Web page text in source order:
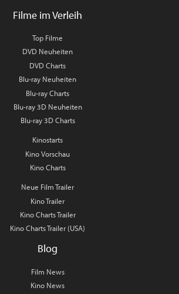
Filme im Verleih
Top Filme
DVD Neuheiten
DVD Charts
Blu-ray Neuheiten
Blu-ray Charts
Blu-ray 3D Neuheiten
Blu-ray 3D Charts
Kinostarts
Kino Vorschau
Kino Charts
Neue Film Trailer
Kino Trailer
Kino Charts Trailer
Kino Charts Trailer (USA)
Blog
Film News
Kino News